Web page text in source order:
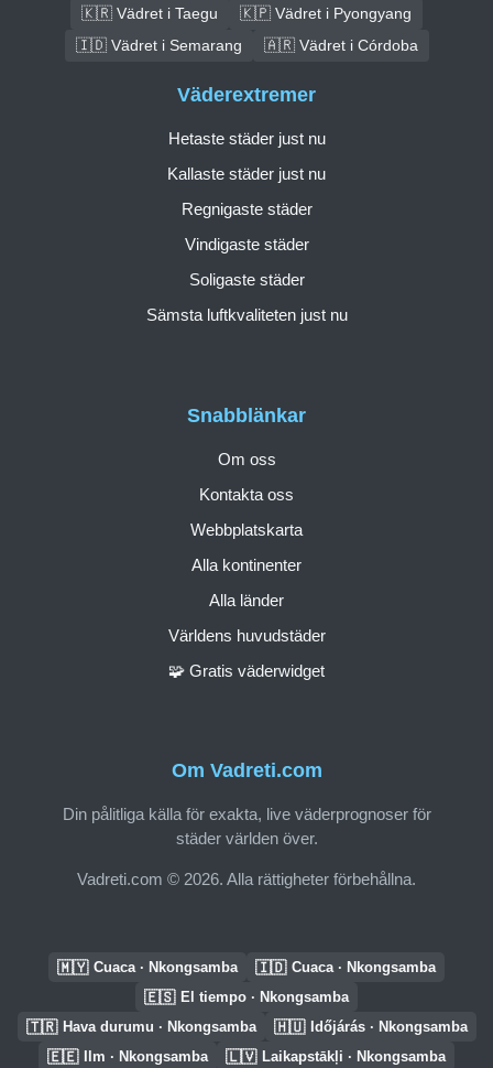
🇰🇷 Vädret i Taegu
🇰🇵 Vädret i Pyongyang
🇮🇩 Vädret i Semarang
🇦🇷 Vädret i Córdoba
Om Vadreti.com
Din pålitliga källa för exakta, live väderprognoser för
städer världen över.
Vadreti.com © 2026. Alla rättigheter förbehållna.
Snabblänkar
Om oss
Kontakta oss
Webbplatskarta
Alla kontinenter
Alla länder
Världens huvudstäder
🧩 Gratis väderwidget
Väderextremer
Hetaste städer just nu
Kallaste städer just nu
Regnigaste städer
Vindigaste städer
Soligaste städer
Sämsta luftkvaliteten just nu
🇲🇾 Cuaca · Nkongsamba 🇮🇩 Cuaca · Nkongsamba
🇪🇸 El tiempo · Nkongsamba
🇹🇷 Hava durumu · Nkongsamba 🇭🇺 Időjárás · Nkongsamba
🇪🇪 Ilm · Nkongsamba 🇱🇻 Laikapstākļi · Nkongsamba